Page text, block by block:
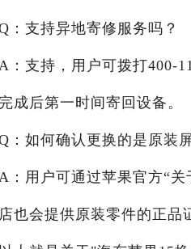
：支持异地寄修服务吗？
：支持，用户可拨打400-
完成后第一时间寄回设备。
：如何确认更换的是原装
：用户可通过苹果官方“
店也会提供原装零件的正品